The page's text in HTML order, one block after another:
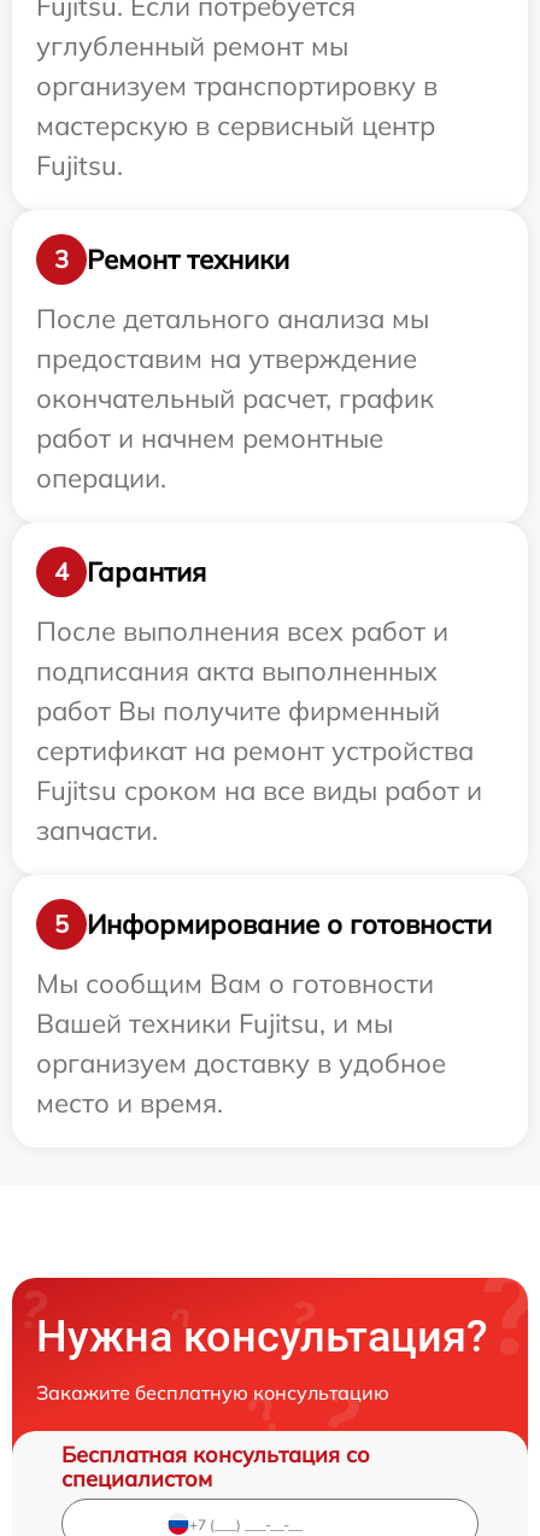
углубленный ремонт мы
организуем транспортировку в
мастерскую в сервисный центр
Fujitsu.
3
Ремонт техники
После детального анализа мы
предоставим на утверждение
окончательный расчет, график
работ и начнем ремонтные
операции.
4
Гарантия
После выполнения всех работ и
подписания акта выполненных
работ Вы получите фирменный
сертификат на ремонт устройства
Fujitsu сроком на все виды работ и
запчасти.
5
Информирование о готовности
Мы сообщим Вам о готовности
Вашей техники Fujitsu, и мы
организуем доставку в удобное
место и время.
Нужна консультация?
Закажите бесплатную консультацию
Бесплатная консультация со
специалистом